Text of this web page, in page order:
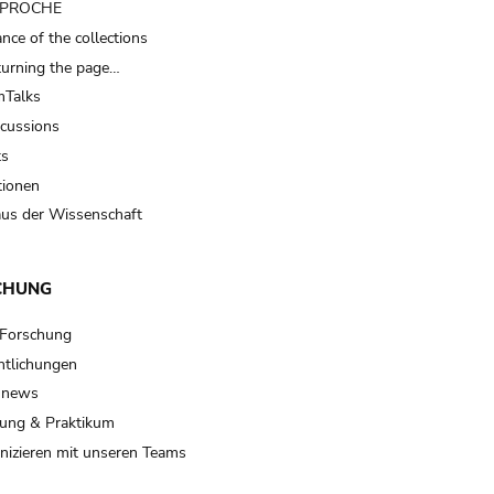
of the collections
the page…
der Wissenschaft
& Praktikum
mit unseren Teams